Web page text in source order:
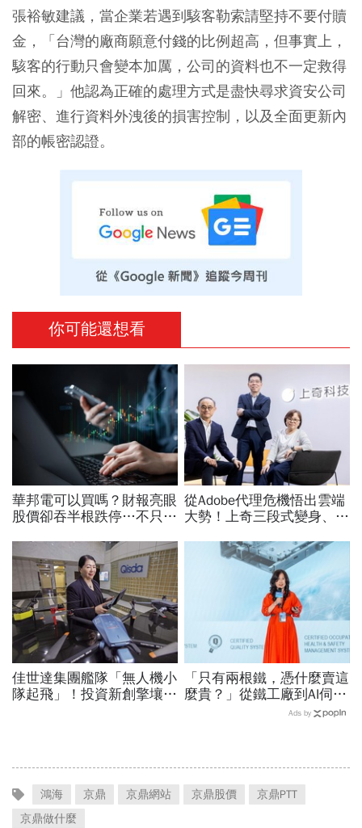
張裕敏建議， 當企業若遇到駭客勒索請堅持不要付贖
金，「台灣的廠商願意付錢的比例超高，但事實上，
駭客的行動只會變本加厲，公司的資料也不一定救得
回來。」 他認為正確的處理方式是盡快尋求資安公司
解密、進行資料外洩後的損害控制，以及全面更新內
部的帳密認證。
你可能還想看
華邦電可以買嗎？財報亮眼
股價卻吞半根跌停…不只外
張利空，要抱要殺全看2重
點
從Adobe代理危機悟出雲端
大勢！上奇三段式變身、季
無人機3D列印財
佳世達集團艦隊「無人機小
隊起飛」！投資新創擎壤、
「只有兩根鐵，憑什麼賣這
麼貴？」從鐵工廠到AI伺服
器滑軌霸主，川湖靠四大護
Ads by
鴻海 京鼎 京鼎網站 京鼎股價
京鼎PTT
京鼎做什麼